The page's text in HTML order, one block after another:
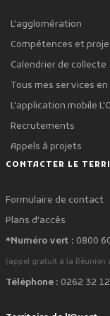
L'agglomération
Compétences et
Calendrier de collecte
Tous mes services en
L'application mobile
Recrutements
Appels à projets
CONTACTER LE
Formulaire de contact
Plans d'accès
*Numéro vert : 0800
(appel gratuit à la Réunion
Téléphone : 0262 32